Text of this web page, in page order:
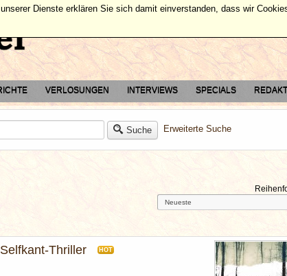
VERLOSUNGEN INTERVIEWS SPECIALS
Suche Erweiterte Suche
Thriller HOT
Dienste erklären Sie sich damit einverstanden, dass wir